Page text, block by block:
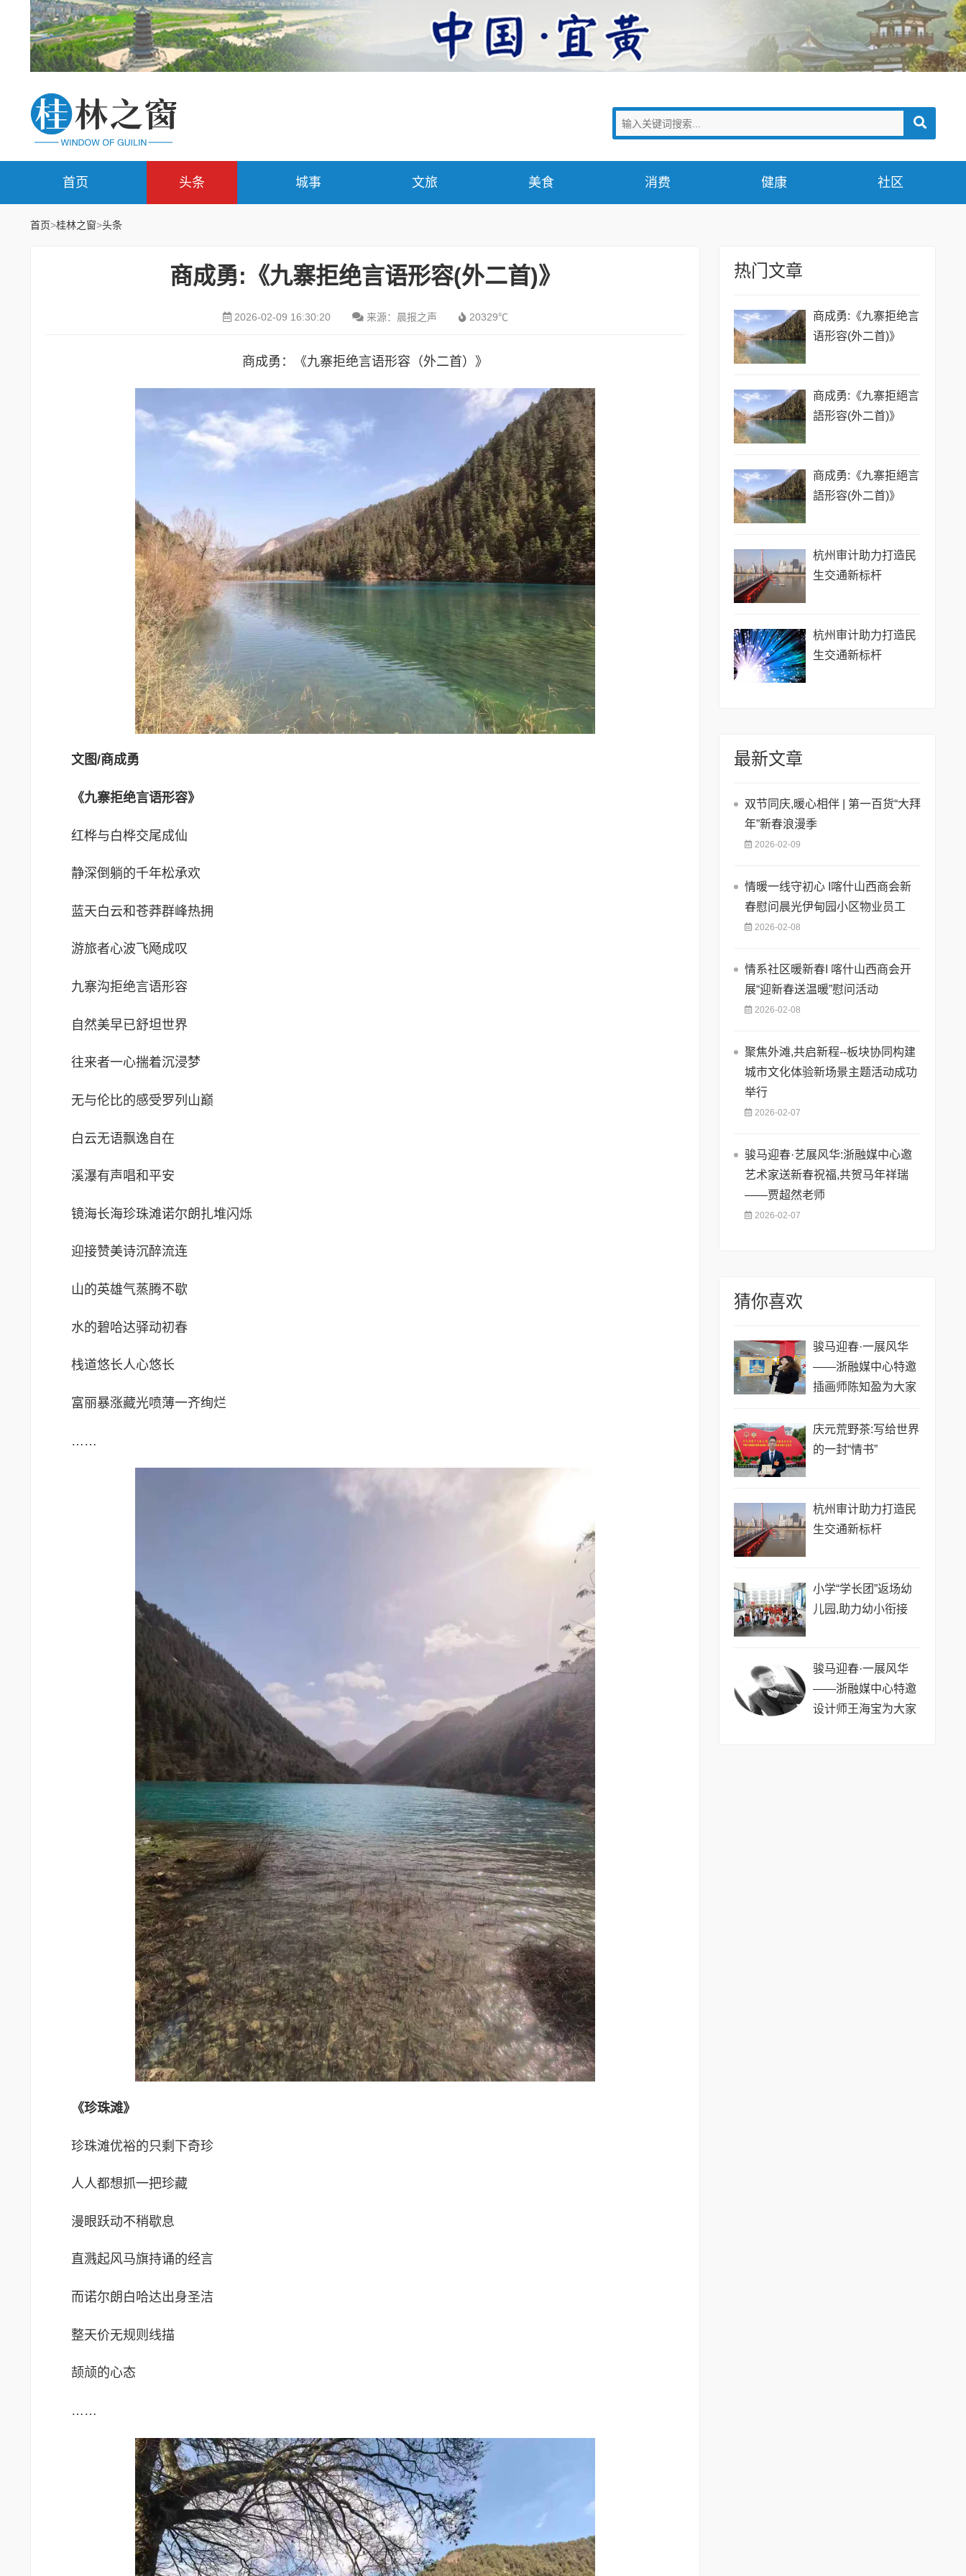
首页 头条 城事 文旅 美食 消费 健康 社区
首页>桂林之窗>头条
商成勇:《九寨拒绝言语形容(外二首)》
2026-02-09 16:30:20 来源：晨报之声 20329℃
商成勇：《九寨拒绝言语形容（外二首）》
文图/商成勇
《九寨拒绝言语形容》
红桦与白桦交尾成仙
静深倒躺的千年松承欢
蓝天白云和苍莽群峰热拥
游旅者心波飞飏成叹
九寨沟拒绝言语形容
自然美早已舒坦世界
往来者一心揣着沉浸梦
无与伦比的感受罗列山巅
白云无语飘逸自在
溪瀑有声唱和平安
镜海长海珍珠滩诺尔朗扎堆闪烁
迎接赞美诗沉醉流连
山的英雄气蒸腾不歇
水的碧哈达驿动初春
栈道悠长人心悠长
富丽暴涨藏光喷薄一齐绚烂
……
《珍珠滩》
珍珠滩优裕的只剩下奇珍
人人都想抓一把珍藏
漫眼跃动不稍歇息
直溅起风马旗持诵的经言
而诺尔朗白哈达出身圣洁
整天价无规则线描
颉颃的心态
……
热门文章
商成勇:《九寨拒绝言
语形容(外二首)》
商成勇:《九寨拒絕言
語形容(外二首)》
商成勇:《九寨拒絕言
語形容(外二首)》
杭州审计助力打造民
生交通新标杆
杭州审计助力打造民
生交通新标杆
最新文章
双节同庆,暖心相伴 | 第一百货“大拜
年”新春浪漫季
2026-02-09
情暖一线守初心 I喀什山西商会新
春慰问晨光伊甸园小区物业员工
2026-02-08
情系社区暖新春I 喀什山西商会开
展“迎新春送温暖”慰问活动
2026-02-08
聚焦外滩,共启新程--板块协同构建
城市文化体验新场景主题活动成功
举行
2026-02-07
骏马迎春·艺展风华:浙融媒中心邀
艺术家送新春祝福,共贺马年祥瑞
——贾超然老师
2026-02-07
猜你喜欢
骏马迎春·一展风华
——浙融媒中心特邀
插画师陈知盈为大家
祥瑞
庆元荒野茶:写给世界
的一封“情书”
​杭州审计助力打造民
生交通新标杆
小学“学长团”返场幼
儿园,助力幼小衔接
骏马迎春·一展风华
——浙融媒中心特邀
设计师王海宝为大家